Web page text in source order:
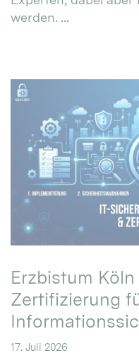
werden. ...
Erzbistum
Zertifizierung
17. Juli 2026